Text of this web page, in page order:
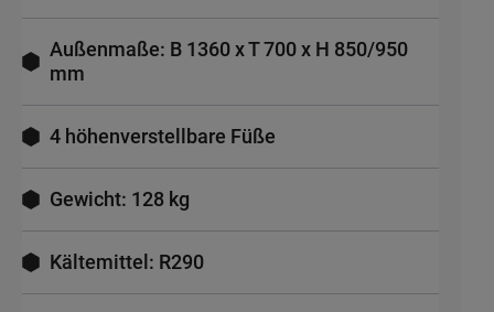
Außenmaße: B 1360 x T 700 x H 850/950
mm
4 höhenverstellbare Füße
Gewicht: 128 kg
Kältemittel: R290